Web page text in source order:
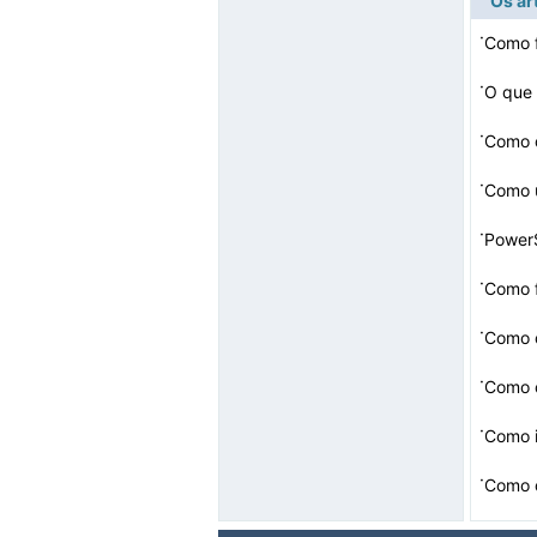
·Como
·O que
·Como
·Como
·
·Como
·Como
·
·Como
·Como